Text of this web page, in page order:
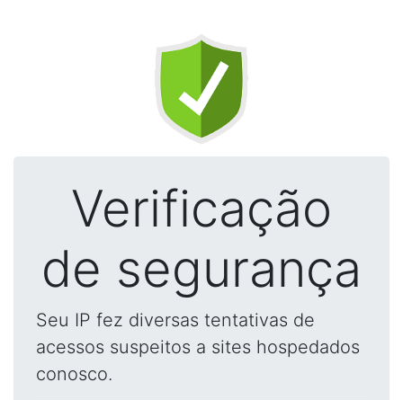
Verificação
de segurança
Seu IP fez diversas tentativas de
acessos suspeitos a sites hospedados
conosco.